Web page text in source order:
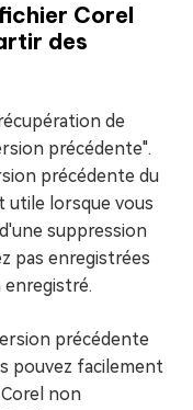
Corel
des
de
précédente".
précédente du
utile lorsque vous
suppression
pas enregistrées
enregistré.
précédente
pouvez facilement
non